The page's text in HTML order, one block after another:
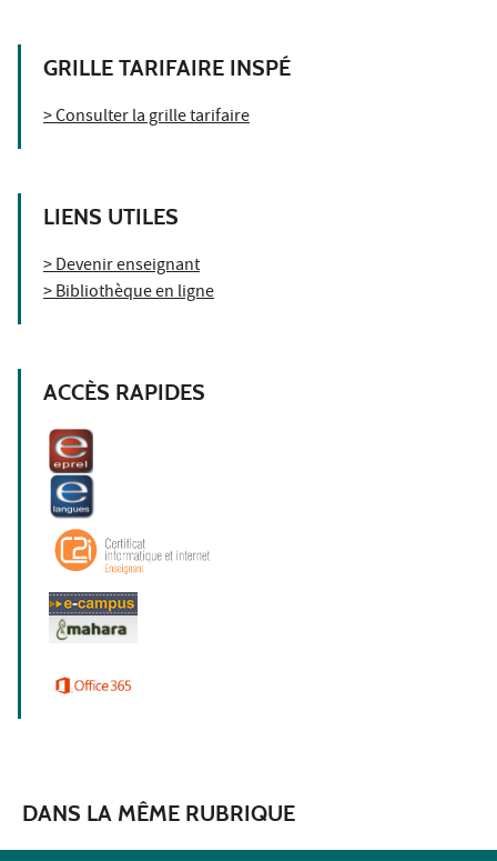
GRILLE TARIFAIRE INSPÉ
> Consulter la grille tarifaire
LIENS UTILES
> Devenir enseignant
> Bibliothèque en ligne
ACCÈS RAPIDES
DANS LA MÊME RUBRIQUE